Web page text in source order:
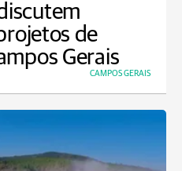
de
Gerais
CAMPOS GERAIS